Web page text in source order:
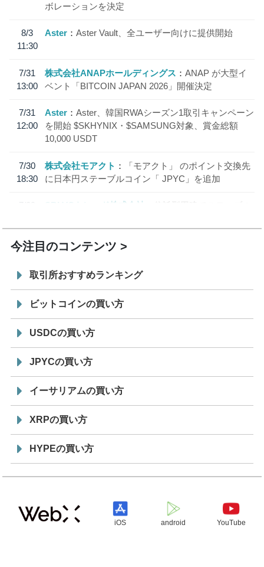
ボレーションを決定
8/3
11:30
Aster Aster Vault、全ユーザー向けに提供開始
7/31
13:00
株式会社ANAPホールディングス
ANAP が大型イ
ベント「BITCOIN JAPAN 2026」開催決定
7/31
12:00
Aster
Aster、韓国RWAシーズン1取引キャンペーン
を開始 $SKHYNIX・$SAMSUNG対象、賞金総額
10,000 USDT
7/30
18:30
株式会社モアクト
「モアクト」 のポイント交換先
に日本円ステーブルコイン「 JPYC」を追加
7/29
SBI VCトレード株式会社
信託型円建てステーブル
今注目のコンテンツ
取引所おすすめランキング
ビットコインの買い方
USDCの買い方
JPYCの買い方
イーサリアムの買い方
XRPの買い方
HYPEの買い方
iOS android YouTube